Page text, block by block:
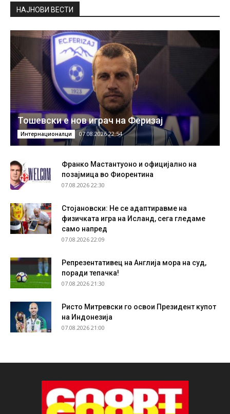
НAЈНОВИ ВЕСТИ
Тошевски е нов играч на Феризај
Интернационалци 07.08.2026 22:54
Франко Мастантуоно и официјално на
позајмица во Фиорентина
07.08.2026 22:30
Стојановски: Не се адаптиравме на
физичката игра на Исланд, сега гледаме
само напред
07.08.2026 22:09
Репрезентативец на Англија мора на суд,
поради тепачка!
07.08.2026 21:30
Ристо Митревски го освои Президент купот
на Индонезија
07.08.2026 21:00